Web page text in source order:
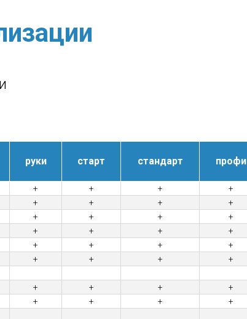
руки старт стандарт профи
+ + + +
+ + + +
+ + + +
+ + + +
+ + + +
+ + + +
+ + + +
+ + + +